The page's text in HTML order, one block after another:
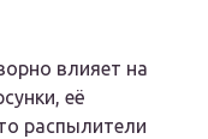
влияет на
её
распылители